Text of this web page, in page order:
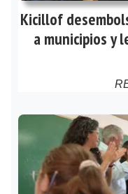
Kicillof
a municipios y